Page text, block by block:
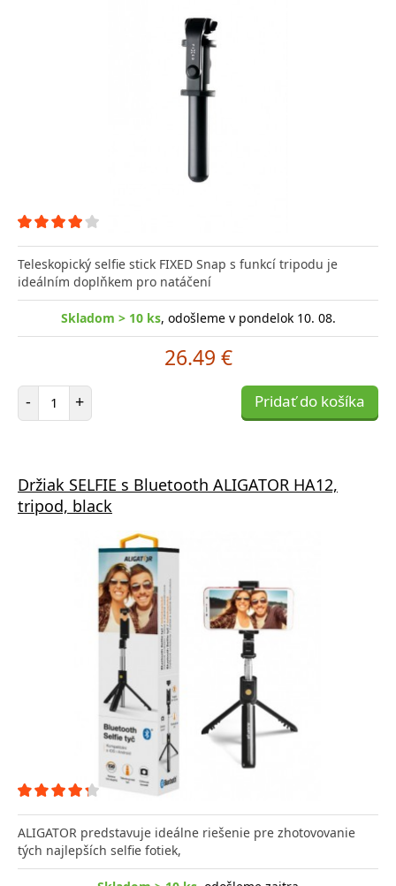
Teleskopický selfie stick FIXED Snap s funkcí tripodu je
ideálním doplňkem pro natáčení
Skladom > 10 ks, odošleme v pondelok 10. 08.
26.49 €
- Počet položiek
+ Pridať do košíka
Držiak SELFIE s Bluetooth ALIGATOR HA12,
tripod, black
ALIGATOR predstavuje ideálne riešenie pre zhotovovanie
tých najlepších selfie fotiek,